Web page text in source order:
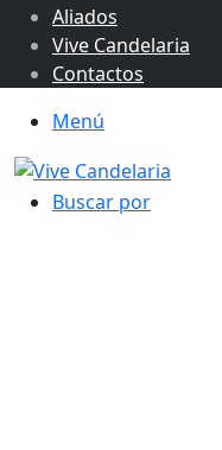
Aliados
Vive Candelaria
Contactos
Menú
Buscar por